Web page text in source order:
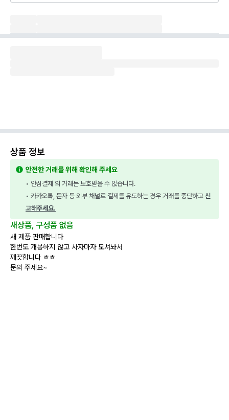
상품 정보
안전한 거래를 위해 확인해 주세요
• 안심결제 외 거래는 보호받을 수 없습니다.
• 카카오톡, 문자 등 외부 채널로 결제를 유도하는 경우 거래를 중단하고 신
고해주세요.
새상품, 구성품 없음
새 제품 판매합니다
한번도 개봉하지 않고 사자마자 모셔놔서
깨끗합니다 ㅎㅎ
문의 주세요~